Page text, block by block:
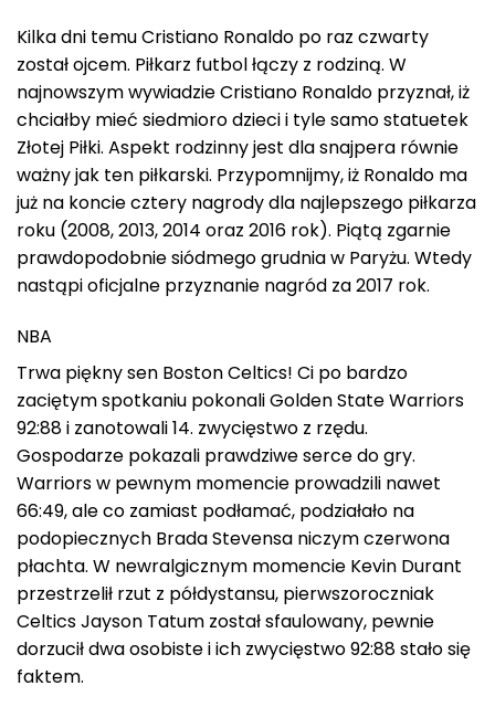
Kilka dni temu Cristiano Ronaldo po raz czwarty
został ojcem. Piłkarz futbol łączy z rodziną. W
najnowszym wywiadzie Cristiano Ronaldo przyznał, iż
chciałby mieć siedmioro dzieci i tyle samo statuetek
Złotej Piłki. Aspekt rodzinny jest dla snajpera równie
ważny jak ten piłkarski. Przypomnijmy, iż Ronaldo ma
już na koncie cztery nagrody dla najlepszego piłkarza
roku (2008, 2013, 2014 oraz 2016 rok). Piątą zgarnie
prawdopodobnie siódmego grudnia w Paryżu. Wtedy
nastąpi oficjalne przyznanie nagród za 2017 rok.
NBA
Trwa piękny sen Boston Celtics! Ci po bardzo
zaciętym spotkaniu pokonali Golden State Warriors
92:88 i zanotowali 14. zwycięstwo z rzędu.
Gospodarze pokazali prawdziwe serce do gry.
Warriors w pewnym momencie prowadzili nawet
66:49, ale co zamiast podłamać, podziałało na
podopiecznych Brada Stevensa niczym czerwona
płachta. W newralgicznym momencie Kevin Durant
przestrzelił rzut z półdystansu, pierwszoroczniak
Celtics Jayson Tatum został sfaulowany, pewnie
dorzucił dwa osobiste i ich zwycięstwo 92:88 stało się
faktem.